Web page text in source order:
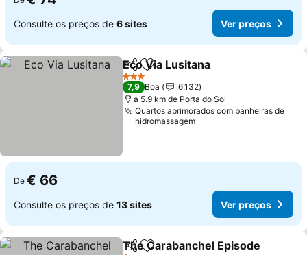
Consulte os preços de 6 sites Ver preços
PartilharAdicionar aos favoritos
Eco Via Lusitana
3 Estrelas
7,9 Boa
6.132
a 5.9 km de Porta do Sol
Quartos aprimorados com banheiras de
hidromassagem
De € 66
Consulte os preços de 13 sites Ver preços
Partilhar
The Carabanchel Episode